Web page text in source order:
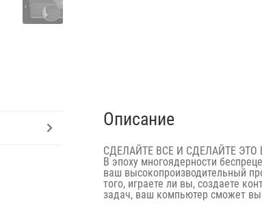
Описание
СДЕЛАЙТЕ ВСЕ И СДЕЛАЙТЕ ЭТО
В эпоху многоядерности
ваш высокопроизводительный
того, играете ли вы, создаете
задач, ваш компьютер сможет